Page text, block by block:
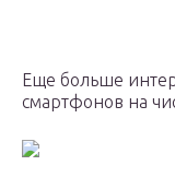
Еще больше
смартфонов на